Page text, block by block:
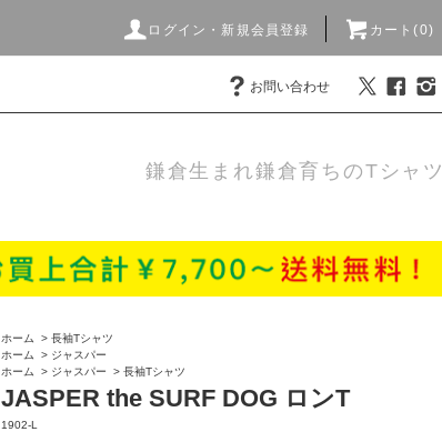
ログイン・新規会員登録 カート(0)
お問い合わせ
鎌倉生まれ鎌倉育ちのTシャツ
ホーム > 長袖Tシャツ
ホーム
> ジャスパー
ホーム
> ジャスパー > 長袖Tシャツ
JASPER the SURF DOG ロンT
1902-L